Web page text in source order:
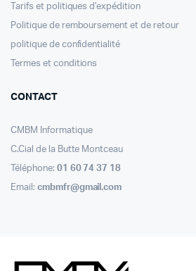
Tarifs et politiques d’expédition
Politique de remboursement et de retour
politique de confidentialité
Termes et conditions
CONTACT
CMBM Informatique
C.Cial de la Butte Montceau
Téléphone: 01 60 74 37 18
Email: cmbmfr@gmail.com